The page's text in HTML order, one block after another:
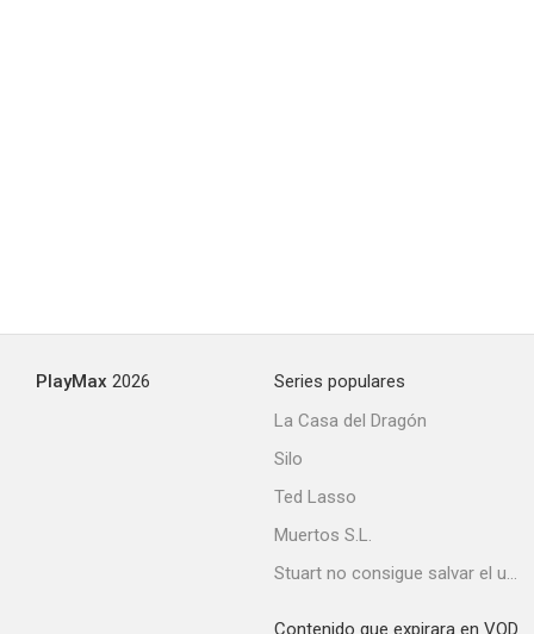
PlayMax 2026
Series populares
La Casa del Dragón
Silo
Ted Lasso
Muertos S.L.
Stuart no consigue salvar el universo
Contenido que expirara en VOD